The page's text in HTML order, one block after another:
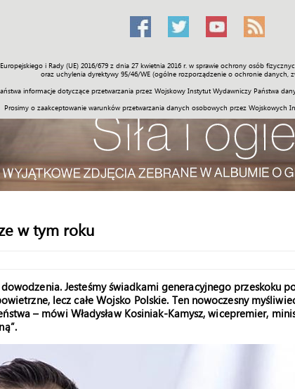
i Rady (UE) 2016/679 z dnia 27 kwietnia 2016 r. w sprawie ochrony osób
oraz uchylenia dyrektywy 95/46/WE (ogólne rozporządzenie o ochronie danych,
informacje dotyczące przetwarzania przez Wojskowy Instytut Wydawniczy Państwa
Prosimy o zaakceptowanie warunków przetwarzania danych osobowych przez Wojskowych
Prawo Świat Społeczność Sport Historia Galerie
w tym roku
Jesteśmy świadkami generacyjnego przeskoku
lecz całe Wojsko Polskie. Ten nowoczesny
– mówi Władysław Kosiniak-Kamysz, wicepremier,